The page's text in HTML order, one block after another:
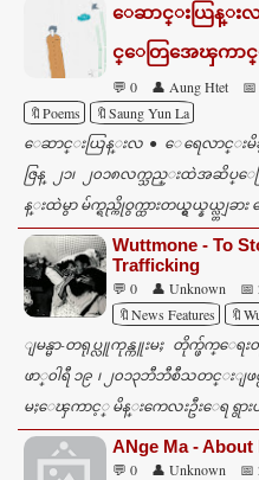
ေဆာင္းယြန္းလ
င္ေတြအေၾကာ
💬 0 👤 Aung Htet
🔖Poems
🔖Saung Yun La
ေဆာင္းယြန္းလ ● ေရေလာင္းမိ
ဇြန္ ၂၁၊ ၂၀၁၈လက္သည္းထဲအဆိပ္ေ
န္းထဲမွာ မ်က္ရည္ကိုဝွက္ထားတယ္ရွယ္နယ္လ္တျခ
Wuttmone - To
Trafficking
💬 0 👤 Unknown
📅
🔖News Features
ျမန္မာ-တရုပ္လူကုန္ကူးမႈ တိုက္ဖ်က္ေရ
ဖာ္၀ါရီ ၁၉ ၊ ၂၀၁၃ဘီဘီစီသတင္းျ
မႈေၾကာင့္ မိန္းကေလးဦးေရ ရွားပ
ANge Ma - About
💬 0 👤 Unknown
📅